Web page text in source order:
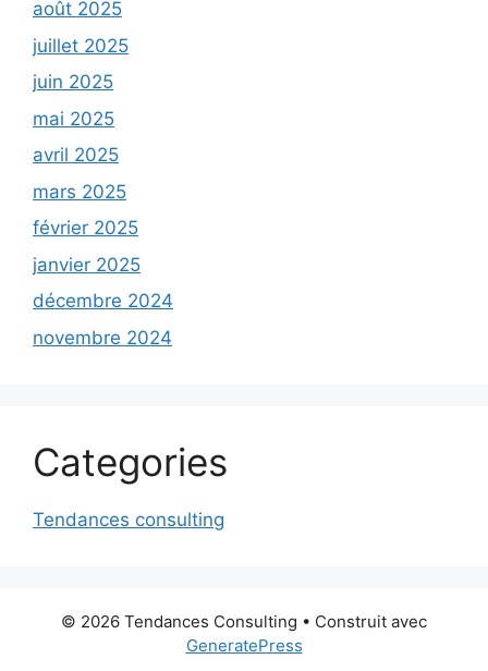
août 2025
juillet 2025
juin 2025
mai 2025
avril 2025
mars 2025
février 2025
janvier 2025
décembre 2024
novembre 2024
Categories
Tendances consulting
© 2026 Tendances Consulting • Construit avec
GeneratePress